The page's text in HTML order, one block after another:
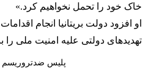
خاک خود را تحمل نخواهیم کرد.»
او افزود دولت بریتانیا انجام
تهدیدهای دولتی علیه امنیت ملی
پلیس ضدتروریسم